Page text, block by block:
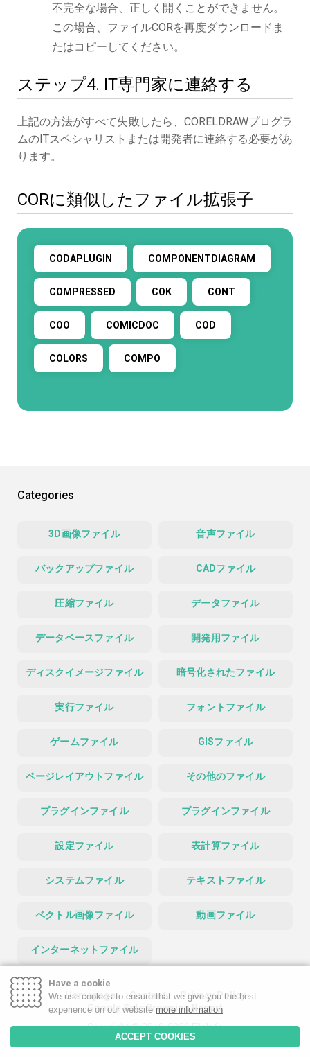
不完全な場合、正しく開くことができません。
この場合、ファイルCORを再度ダウンロードま
たはコピーしてください。
ステップ4. IT専門家に連絡する
上記の方法がすべて失敗したら、CORELDRAWプログラ
ムのITスペシャリストまたは開発者に連絡する必要があ
ります。
CORに類似したファイル拡張子
CODAPLUGIN COMPONENTDIAGRAM
COMPRESSED COK CONT
COO COMICDOC COD
COLORS COMPO
Categories
3D画像ファイル 音声ファイル
バックアップファイル CADファイル
圧縮ファイル データファイル
データベースファイル 開発用ファイル
ディスクイメージファイル 暗号化されたファイル
実行ファイル フォントファイル
ゲームファイル GISファイル
ページレイアウトファイル その他のファイル
プラグインファイル プラグインファイル
設定ファイル 表計算ファイル
システムファイル テキストファイル
ベクトル画像ファイル 動画ファイル
インターネットファイル
Homepage Contact
Privacy Policy
Google Safe Browsing Report
Copyright © 2019-2026 FileInfo
Have a cookie
We use cookies to ensure that we give you the best
experience on our website more information
ACCEPT COOKIES